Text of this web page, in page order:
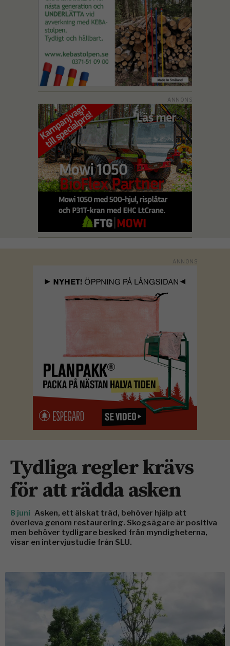
Tydliga regler krävs
för att rädda asken
8 juni Asken, ett älskat träd, behöver hjälp att
överleva genom restaurering. Skogsägare är positiva
men behöver tydligare besked från myndigheterna,
visar en intervjustudie från SLU.